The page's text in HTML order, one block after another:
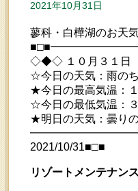
2021年10月31日
蓼科・白樺湖のお天
◇◆◇ １０月３１日
☆今日の天気：雨の
★今日の最高気温：
☆今日の最低気温：
★明日の天気：曇り
2021/10/31■□■
リゾートメンテナン